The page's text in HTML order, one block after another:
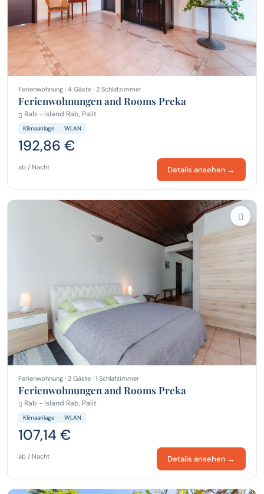
Ferienwohnung · 4 Gäste · 2 Schlafzimmer
Ferienwohnungen and Rooms Preka
Rab - island Rab, Palit
Klimaanlage WLAN
192,86 €
ab / Nacht Details ansehen →
Ferienwohnung · 2 Gäste · 1 Schlafzimmer
Ferienwohnungen and Rooms Preka
Rab - island Rab, Palit
Klimaanlage WLAN
107,14 €
ab / Nacht Details ansehen →